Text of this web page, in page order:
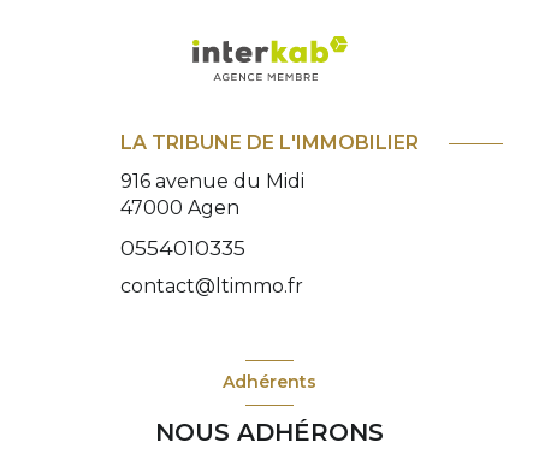
LA TRIBUNE DE L'IMMOBILIER
916 avenue du Midi
47000 Agen
0554010335
contact@ltimmo.fr
Adhérents
NOUS ADHÉRONS